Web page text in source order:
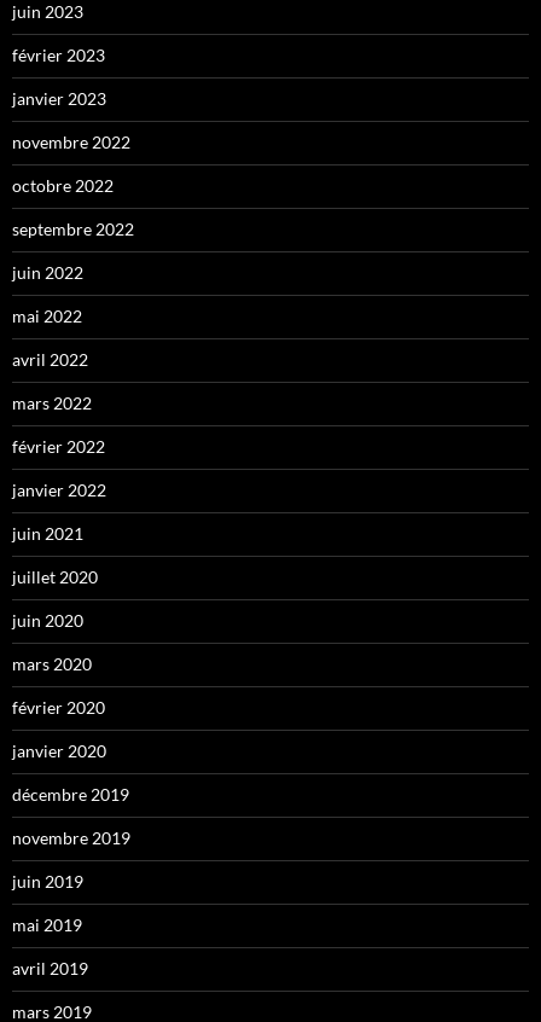
juin 2023
février 2023
janvier 2023
novembre 2022
octobre 2022
septembre 2022
juin 2022
mai 2022
avril 2022
mars 2022
février 2022
janvier 2022
juin 2021
juillet 2020
juin 2020
mars 2020
février 2020
janvier 2020
décembre 2019
novembre 2019
juin 2019
mai 2019
avril 2019
mars 2019